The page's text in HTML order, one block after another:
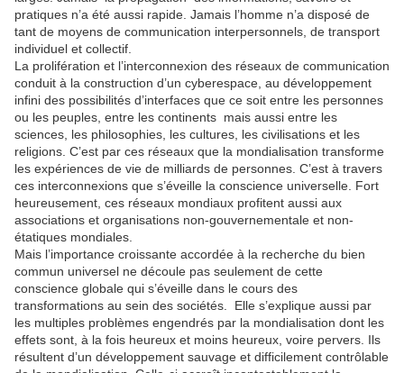
pratiques n’a été aussi rapide. Jamais l’homme n’a disposé de
tant de moyens de communication interpersonnels, de transport
individuel et collectif.
La prolifération et l’interconnexion des réseaux de communication
conduit à la construction d’un cyberespace, au développement
infini des possibilités d’interfaces que ce soit entre les personnes
ou les peuples, entre les continents mais aussi entre les
sciences, les philosophies, les cultures, les civilisations et les
religions. C’est par ces réseaux que la mondialisation transforme
les expériences de vie de milliards de personnes. C’est à travers
ces interconnexions que s’éveille la conscience universelle. Fort
heureusement, ces réseaux mondiaux profitent aussi aux
associations et organisations non-gouvernementale et non-
étatiques mondiales.
Mais l’importance croissante accordée à la recherche du bien
commun universel ne découle pas seulement de cette
conscience globale qui s’éveille dans le cours des
transformations au sein des sociétés. Elle s’explique aussi par
les multiples problèmes engendrés par la mondialisation dont les
effets sont, à la fois heureux et moins heureux, voire pervers. Ils
résultent d’un développement sauvage et difficilement contrôlable